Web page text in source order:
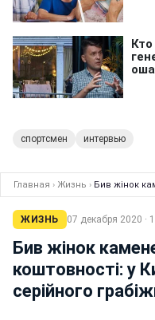
спортсмен интервью
Главная › Жизнь › Бив жінок
ЖИЗНЬ 07 декабря 2020 ·
Бив жінок
коштовності: у
серійного